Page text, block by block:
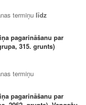
termiņu līdz
pagarināšanu par
315. grunts)
termiņu
pagarināšanu par